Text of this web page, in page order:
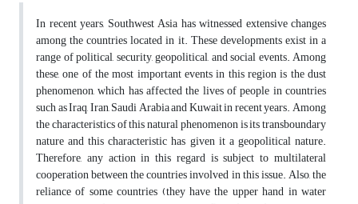
In recent years, Southwest Asia has witnessed extensive changes
among the countries located in it. These developments exist in a
range of political, security, geopolitical, and social events. Among
these, one of the most important events in this region is the dust
phenomenon, which has affected the lives of people in countries
such as Iraq, Iran, Saudi Arabia and Kuwait in recent years. Among
the characteristics of this natural phenomenon is its transboundary
nature and this characteristic has given it a geopolitical nature.
Therefore, any action in this regard is subject to multilateral
cooperation between the countries involved in this issue. Also, the
reliance of some countries (they have the upper hand in water